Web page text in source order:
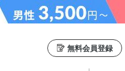
無料会員登録